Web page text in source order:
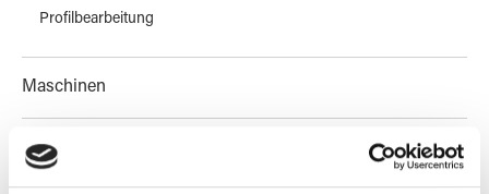
Profilbearbeitung
Maschinen
Techniken